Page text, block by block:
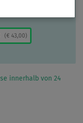
( € 43,00)
innerhalb von 24